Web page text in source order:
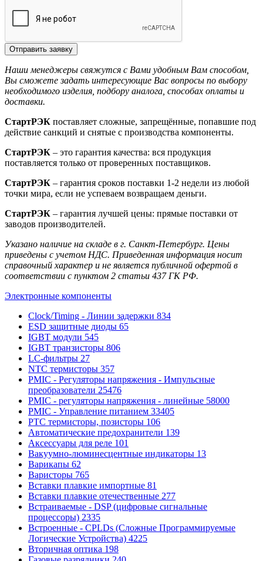
Отправить заявку
Наши менеджеры свяжутся с Вами удобным Вам способом,
Вы сможете задать интересующие Вас вопросы по выбору
необходимого изделия, подбору аналога, способах оплаты и
доставки.
СтартРЭК поставляет сложные, запрещённые, попавшие под
действие санкций и снятые с производства компоненты.
СтартРЭК – это гарантия качества: вся продукция
поставляется только от проверенных поставщиков.
СтартРЭК – гарантия сроков поставки 1-2 недели из любой
точки мира, если не успеваем возвращаем деньги.
СтартРЭК – гарантия лучшей цены: прямые поставки от
заводов производителей.
Указано наличие на складе в г. Санкт-Петербург. Цены
приведены с учетом НДС. Приведенная информация носит
справочный характер и не является публичной офертой в
соответствии с пунктом 2 статьи 437 ГК РФ.
Электронные компоненты
Clock/Timing - Линии задержки 834
ESD защитные диоды 65
IGBT модули 545
IGBT транзисторы 806
LC-фильтры 27
NTC термисторы 357
PMIC - Регуляторы напряжения - Импульсные
преобразователи 25476
PMIC - регуляторы напряжения - линейные 58000
PMIC - Управление питанием 33405
PTC термисторы, позисторы 106
Автоматические предохранители 139
Аксессуары для реле 101
Вакуумно-люминесцентные индикаторы 13
Варикапы 62
Варисторы 765
Вставки плавкие импортные 81
Вставки плавкие отечественные 277
Встраиваемые - DSP (цифровые сигнальные
процессоры) 2335
Встроенные - CPLDs (Сложные Программируемые
Логические Устройства) 4225
Вторичная оптика 198